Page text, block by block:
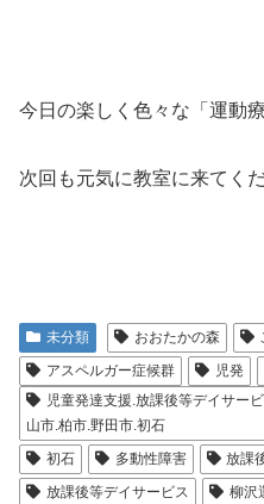
今日の楽しく色々な「運動
次回も元気に教室に来てく
未分類 おおたかの森
アスペルガー症候群
児発
児童発達支援.放課後等デイサー
山市.柏市.野田市.初石
初石
多動性障害
放課
放課後等デイサービス
柳沢